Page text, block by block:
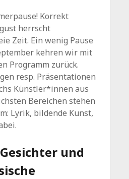
Korrekt
herrscht
Zeit. Ein wenig Pause
kehren wir mit
Programm zurück.
resp. Präsentationen
Künstler*innen aus
Bereichen stehen
Lyrik, bildende Kunst,
und